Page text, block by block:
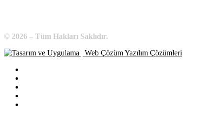
© 2026 – Tüm Hakları Saklıdır.